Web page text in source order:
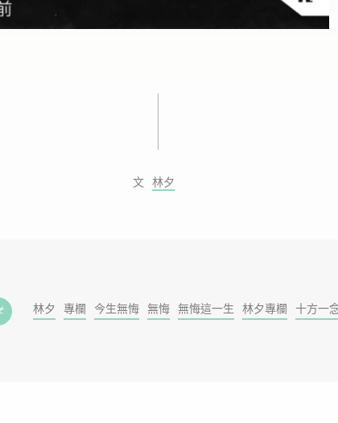
林夕
林夕 專欄 今生無悔 無悔 無悔這一生 林夕專欄 十方一